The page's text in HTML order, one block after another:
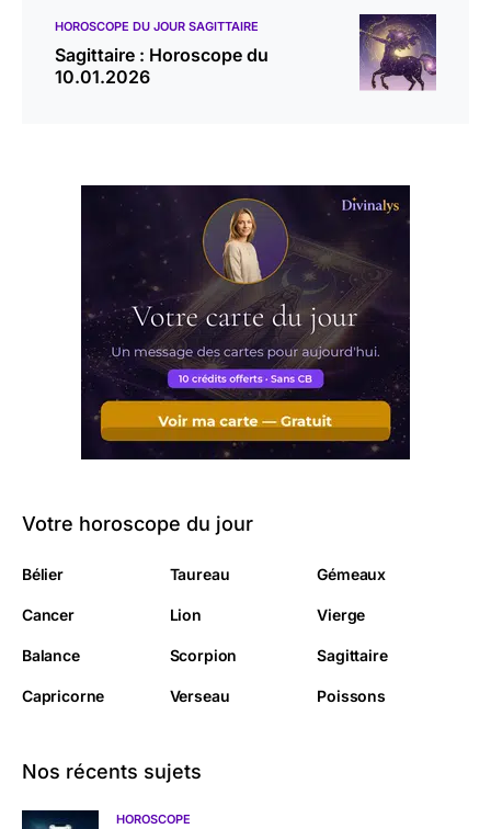
HOROSCOPE DU JOUR SAGITTAIRE
Sagittaire : Horoscope du
10.01.2026
Votre horoscope du jour
Bélier Taureau Gémeaux
Cancer Lion Vierge
Balance Scorpion Sagittaire
Capricorne Verseau Poissons
Nos récents sujets
HOROSCOPE